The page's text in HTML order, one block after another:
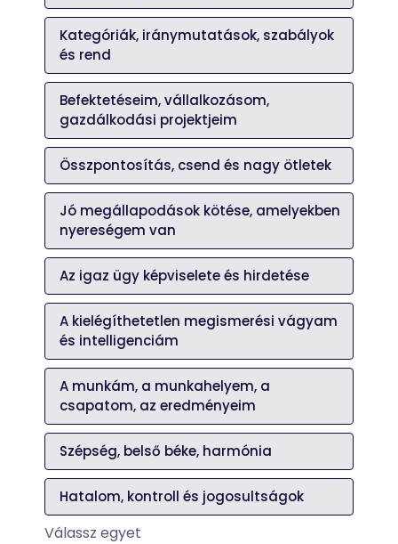
Kategóriák, iránymutatások, szabályok
és rend
Befektetéseim, vállalkozásom,
gazdálkodási projektjeim
Összpontosítás, csend és nagy ötletek
Jó megállapodások kötése, amelyekben
nyereségem van
Az igaz ügy képviselete és hirdetése
A kielégíthetetlen megismerési vágyam
és intelligenciám
A munkám, a munkahelyem, a
csapatom, az eredményeim
Szépség, belső béke, harmónia
Hatalom, kontroll és jogosultságok
Válassz egyet